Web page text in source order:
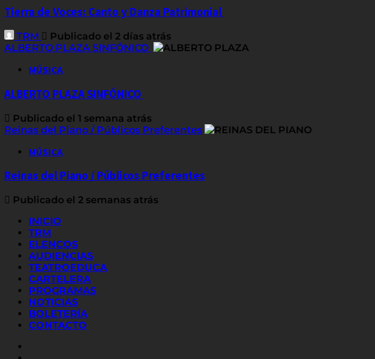
Tierra de Voces: Canto y Danza Patrimonial
TRM
Publicado el 2 días atrás
ALBERTO PLAZA SINFÓNICO
MÚSICA
ALBERTO PLAZA SINFÓNICO
Publicado el 1 semana atrás
Reinas del Piano / Públicos Preferentes
MÚSICA
Reinas del Piano / Públicos Preferentes
Publicado el 2 semanas atrás
INICIO
TRM
ELENCOS
AUDIENCIAS
TEATROEDUCA
CARTELERA
PROGRAMAS
NOTICIAS
BOLETERÍA
CONTACTO